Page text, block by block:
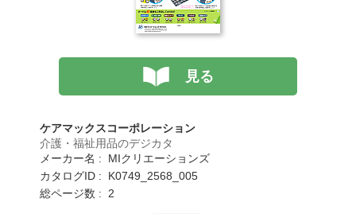
見る
ケアマックスコーポレーション
介護・福祉用品のデジカタ
メーカー名 : MIクリエーションズ
カタログID : K0749_2568_005
総ページ数 : 2